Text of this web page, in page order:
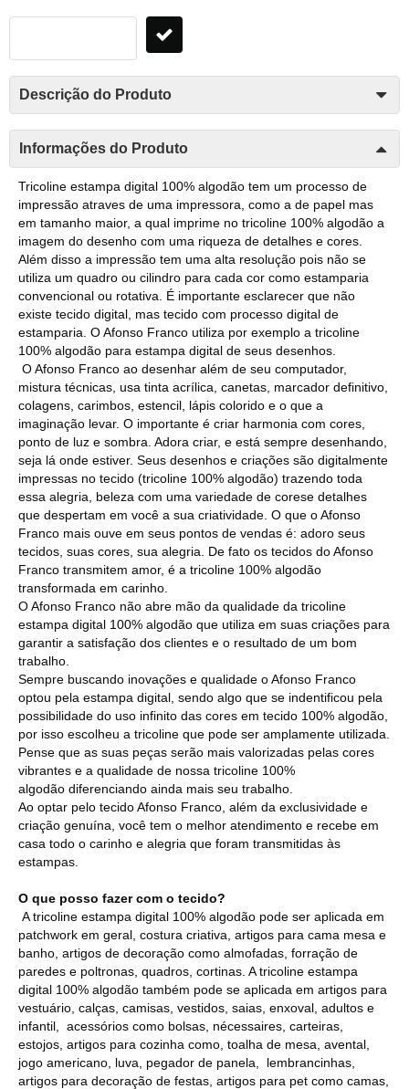
Descrição do Produto
Informações do Produto
Tricoline estampa digital 100% algodão tem um processo de
impressão atraves de uma impressora, como a de papel mas
em tamanho maior, a qual imprime no tricoline 100% algodão a
imagem do desenho com uma riqueza de detalhes e cores.
Além disso a impressão tem uma alta resolução pois não se
utiliza um quadro ou cilindro para cada cor como estamparia
convencional ou rotativa. É importante esclarecer que não
existe tecido digital, mas tecido com processo digital de
estamparia. O Afonso Franco utiliza por exemplo a tricoline
100% algodão para estampa digital de seus desenhos.
O Afonso Franco ao desenhar além de seu computador,
mistura técnicas, usa tinta acrílica, canetas, marcador definitivo,
colagens, carimbos, estencil, lápis colorido e o que a
imaginação levar. O importante é criar harmonia com cores,
ponto de luz e sombra. Adora criar, e está sempre desenhando,
seja lá onde estiver. Seus desenhos e criações são digitalmente
impressas no tecido (tricoline 100% algodão) trazendo toda
essa alegria, beleza com uma variedade de corese detalhes
que despertam em você a sua criatividade. O que o Afonso
Franco mais ouve em seus pontos de vendas é: adoro seus
tecidos, suas cores, sua alegria. De fato os tecidos do Afonso
Franco transmitem amor, é a tricoline 100% algodão
transformada em carinho.
O Afonso Franco não abre mão da qualidade da tricoline
estampa digital 100% algodão que utiliza em suas criações para
garantir a satisfação dos clientes e o resultado de um bom
trabalho.
Sempre buscando inovações e qualidade o Afonso Franco
optou pela estampa digital, sendo algo que se indentificou pela
possibilidade do uso infinito das cores em tecido 100% algodão,
por isso escolheu a tricoline que pode ser amplamente utilizada.
Pense que as suas peças serão mais valorizadas pelas cores
vibrantes e a qualidade de nossa tricoline 100%
algodão diferenciando ainda mais seu trabalho.
Ao optar pelo tecido Afonso Franco, além da exclusividade e
criação genuína, você tem o melhor atendimento e recebe em
casa todo o carinho e alegria que foram transmitidas às
estampas.
O que posso fazer com o tecido?
A tricoline estampa digital 100% algodão pode ser aplicada em
patchwork em geral, costura criativa, artigos para cama mesa e
banho, artigos de decoração como almofadas, forração de
paredes e poltronas, quadros, cortinas. A tricoline estampa
digital 100% algodão também pode se aplicada em artigos para
vestuário, calças, camisas, vestidos, saias, enxoval, adultos e
infantil, acessórios como bolsas, nécessaires, carteiras,
estojos, artigos para cozinha como, toalha de mesa, avental,
jogo americano, luva, pegador de panela, lembrancinhas,
artigos para decoração de festas, artigos para pet como camas,